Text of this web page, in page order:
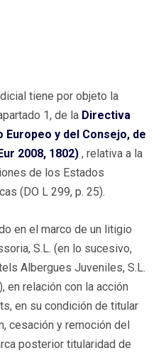
tiene por objeto la
1, de la Directiva
Europeo y del Consejo, de
2008, 1802) , relativa a la
de los Estados
(DO L 299, p. 25).
en el marco de un litigio
S.L. (en lo sucesivo,
Albergues Juveniles, S.L.
en relación con la acción
en su condición de titular
cesación y remoción del
posterior titularidad de